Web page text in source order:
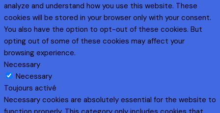
analyze and understand how you use this website. These
cookies will be stored in your browser only with your consent.
You also have the option to opt-out of these cookies. But
opting out of some of these cookies may affect your
browsing experience.
Necessary
Necessary
Toujours activé
Necessary cookies are absolutely essential for the website to